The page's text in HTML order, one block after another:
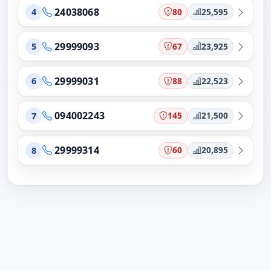
4 24038068 80 25,595
5 29999093 67 23,925
6 29999031 88 22,523
7 094002243 145 21,500
8 29999314 60 20,895